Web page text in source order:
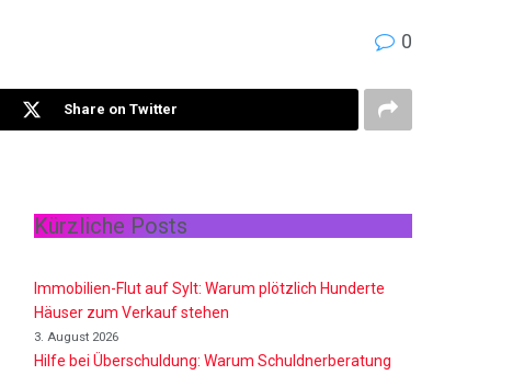
0
Share on Twitter
Kürzliche Posts
Immobilien-Flut auf Sylt: Warum plötzlich Hunderte
Häuser zum Verkauf stehen
3. August 2026
Hilfe bei Überschuldung: Warum Schuldnerberatung